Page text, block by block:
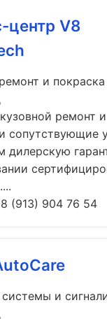
центр V8
и
ремонт и
сопутствующие
дилерскую
8 (913) 904 76 54
и